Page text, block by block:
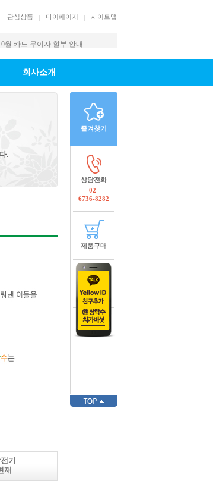
즐겨찾기
상담전화
02-
6736-8282
제품구매
관심상품 마이페이지 사이트맵
월 카드 무이자 할부 안내
회사소개
.
기
재